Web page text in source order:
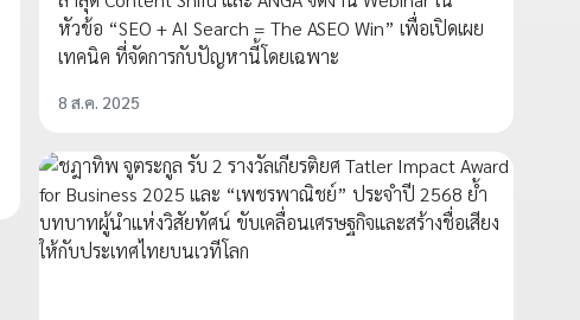
หัวข้อ “SEO + AI Search = The ASEO Win” เพื่อเปิดเผย
เทคนิค ที่จัดการกับปัญหานี้โดยเฉพาะ
8 ส.ค. 2025